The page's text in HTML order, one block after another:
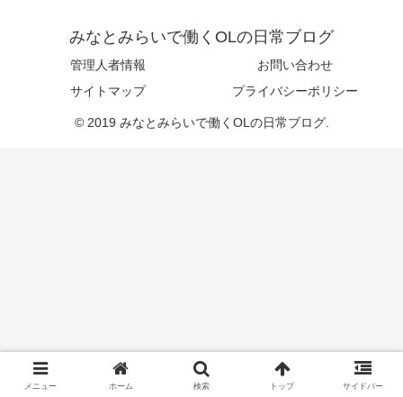
みなとみらいで働くOLの日常ブログ
管理人者情報
お問い合わせ
サイトマップ
プライバシーポリシー
© 2019 みなとみらいで働くOLの日常ブログ.
メニュー ホーム 検索 トップ サイドバー